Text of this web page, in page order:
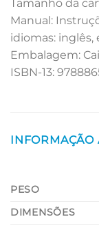
Tamanho da
Manual:
idiomas: inglês,
Embalagem:
ISBN-13:
INFORMAÇÃO
PESO
DIMENSÕES